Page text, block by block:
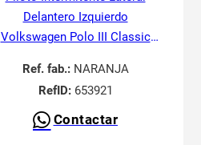
Delantero Izquierdo
Volkswagen Polo III Classic
Ref. fab.:NARANJA
RefID:653921
Contactar